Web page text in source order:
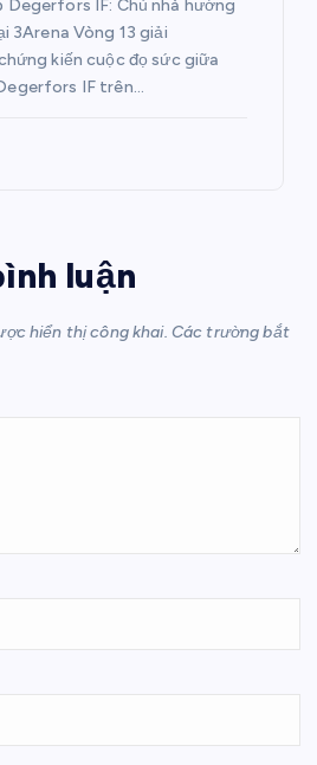
Degerfors IF: Chủ nhà hướng
3Arena Vòng 13 giải
kiến cuộc đọ sức giữa
IF trên…
luận
hiển thị công khai. Các trường bắt